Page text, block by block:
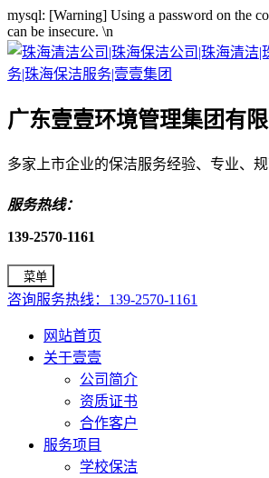
mysql: [Warning] Using a password on the
can be insecure. \n
广东壹壹环境管理集团有
多家上市企业的保洁服务经验、专业、
服务热线：
139-2570-1161
菜单
咨询服务热线：139-2570-1161
网站首页
关于壹壹
公司简介
资质证书
合作客户
服务项目
学校保洁